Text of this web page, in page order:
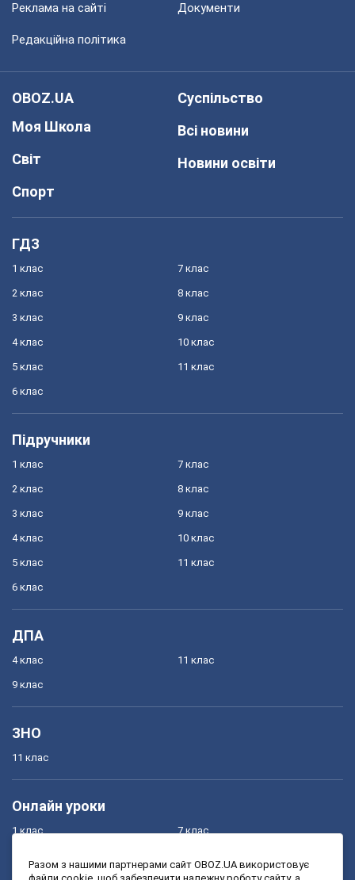
Реклама на сайті Документи
Редакційна політика
OBOZ.UA
Моя Школа
Світ
Спорт
Суспільство
Всі новини
Новини освіти
ГДЗ
1 клас
2 клас
3 клас
4 клас
5 клас
6 клас
7 клас
8 клас
9 клас
10 клас
11 клас
Підручники
1 клас
2 клас
3 клас
4 клас
5 клас
6 клас
7 клас
8 клас
9 клас
10 клас
11 клас
ДПА
4 клас
9 клас
11 клас
ЗНО
11 клас
Онлайн уроки
1 клас 7 клас
Разом з нашими партнерами сайт OBOZ.UA використовує